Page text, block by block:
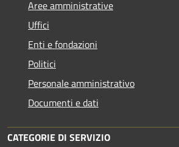
Aree amministrative
Uffici
Enti e fondazioni
Politici
Personale amministrativo
Documenti e dati
CATEGORIE DI SERVIZIO